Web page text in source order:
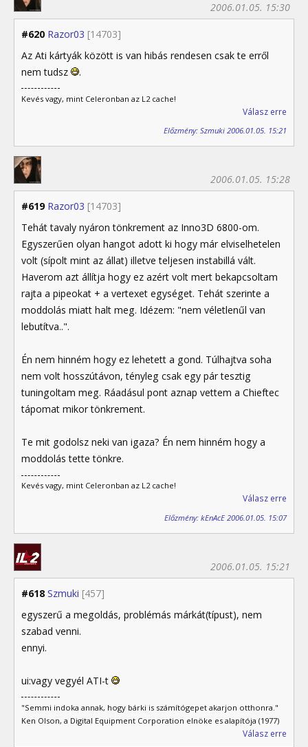
#620 Razor03 [14703]
2006.01.05. 15:30
Az Ati kártyák között is van hibás rendesen csak te erről
nem tudsz
.
Kevés vagy, mint Celeronban az L2 cache!
Válasz erre
Előzmény: Szmuki 2006.01.05. 15:21
#619 Razor03 [14703]
2006.01.05. 15:28
Tehát tavaly nyáron tönkrement az Inno3D 6800-om.
Egyszerűen olyan hangot adott ki hogy már elviselhetelen
volt (sípolt mint az állat) illetve teljesen instabillá vált.
Haverom azt állítja hogy ez azért volt mert bekapcsoltam
rajta a pipeokat + a vertexet egységet. Tehát szerinte a
moddolás miatt halt meg. Idézem: "nem véletlenűl van
lebutítva..".
Én nem hinném hogy ez lehetett a gond. Túlhajtva soha
nem volt hosszútávon, tényleg csak egy pár tesztig
tuningoltam meg. Ráadásul pont aznap vettem a Chieftec
tápomat mikor tönkrement.
Te mit godolsz neki van igaza? Én nem hinném hogy a
moddolás tette tönkre.
Kevés vagy, mint Celeronban az L2 cache!
Válasz erre
Előzmény: kEnAcE 2006.01.05. 15:07
#618 Szmuki [457]
2006.01.05. 15:21
egyszerű a megoldás, problémás márkát(típust), nem
szabad venni.
ennyi.
ui:vagy vegyél ATI-t
"Semmi indoka annak, hogy bárki is számítógepet akarjon otthonra."
Ken Olson, a Digital Equipment Corporation elnöke es alapítója (1977)
Válasz erre